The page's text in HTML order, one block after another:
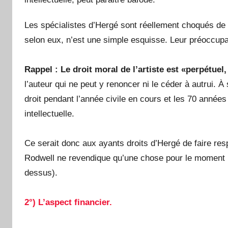
Les spécialistes d’Hergé sont réellement choqués
selon eux, n’est une simple esquisse. Leur
Rappel : Le droit moral de l’artiste est
l’auteur qui ne peut y renoncer ni le céder à autrui.
droit pendant l’année civile en cours et les 70
intellectuelle.
Ce serait donc aux ayants droits d’Hergé de faire
Rodwell ne revendique qu’une chose pour le
dessus).
2°) L’aspect financier.